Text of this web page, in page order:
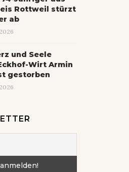
Rottweil stürzt
ab
und Seele
Wirt Armin
gestorben